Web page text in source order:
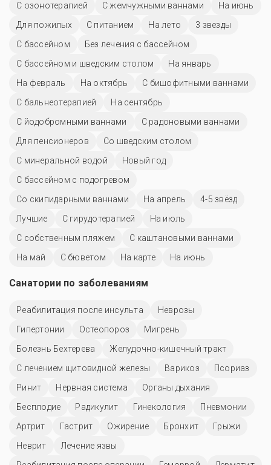
С озонотерапией
С жемчужными ваннами
На июнь
Для пожилых
С питанием На лето
3 звезды
C бассейном
Без лечения с бассейном
С бассейном и шведским столом
На январь
На февраль
На октябрь
С бишофитными ваннами
С бальнеотерапией
На сентябрь
С йодобромными ваннами
С радоновыми ваннами
Для пенсионеров
Со шведским столом
С минеральной водой
Новый год
С бассейном с подогревом
Со скипидарными ваннами
На апрель
4-5 звёзд
Лучшие
С гирудотерапией
На июль
С собственным пляжем
С каштановыми ваннами
На май
С бюветом На карте На июнь
Санатории по заболеваниям
Реабилитация после инсульта
Неврозы
Гипертонии
Остеопороз
Мигрень
Болезнь Бехтерева
Желудочно-кишечный тракт
С лечением щитовидной железы
Варикоз
Псориаз
Ринит
Нервная система
Органы дыхания
Бесплодие
Радикулит Гинекология
Пневмонии
Артрит
Гастрит Ожирение Бронхит
Грыжи
Неврит
Лечение язвы